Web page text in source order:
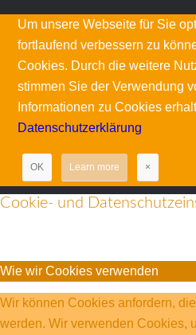
Um unsere Webseite für Sie
fortlaufend verbessern zu
Cookies. Durch die weitere
stimmen Sie der Verwendung
Informationen zu Cookies
Datenschutzerklärung
OK Learn more ×
Cookie- und
Wie wir Cookies verwenden
Wir können Cookies anfordern,
werden. Wir verwenden Cookies,